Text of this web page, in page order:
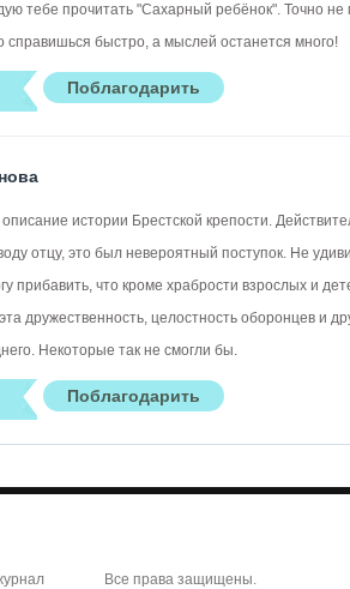
тебе прочитать "Сахарный ребёнок". Точно
справишься быстро, а мыслей останется много!
истории Брестской крепости.
отцу, это был невероятный поступок. Не
прибавить, что кроме храбрости взрослых и
дружественность, целостность оборонцев и
Некоторые так не смогли бы.
Все права защищены.